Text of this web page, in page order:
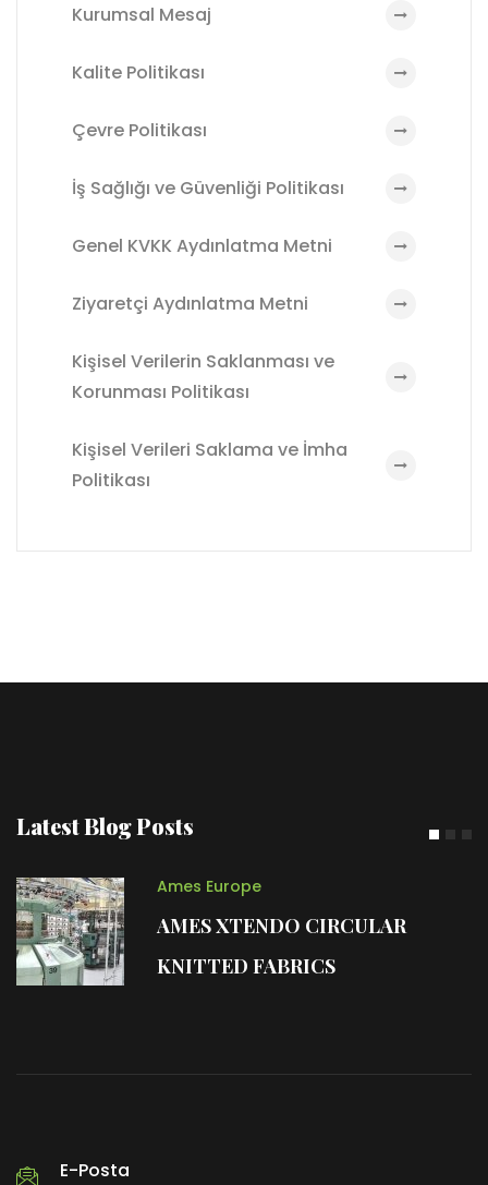
Kurumsal Mesaj
Kalite Politikası
Çevre Politikası
İş Sağlığı ve Güvenliği Politikası
Genel KVKK Aydınlatma Metni
Ziyaretçi Aydınlatma Metni
Kişisel Verilerin Saklanması ve
Korunması Politikası
Kişisel Verileri Saklama ve İmha
Politikası
Latest Blog Posts
Ames Europe
AMES DISTO SPACER
E-Posta